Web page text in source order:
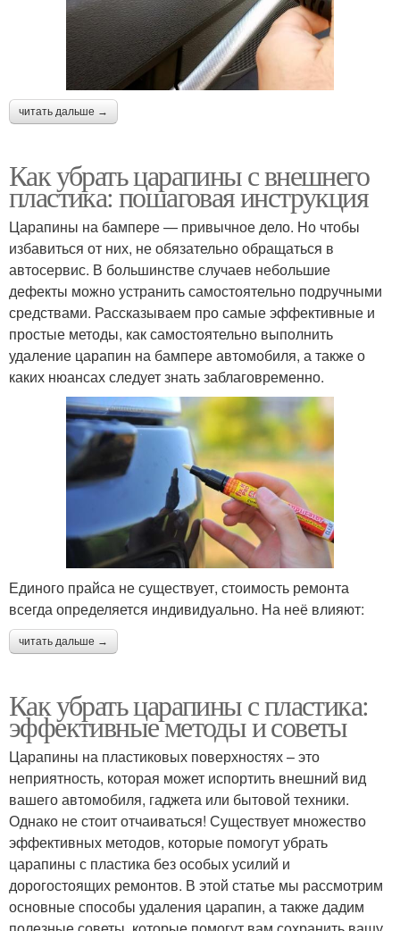
читать дальше →
Как убрать царапины с внешнего
пластика: пошаговая инструкция
Царапины на бампере — привычное дело. Но чтобы
избавиться от них, не обязательно обращаться в
автосервис. В большинстве случаев небольшие
дефекты можно устранить самостоятельно подручными
средствами. Рассказываем про самые эффективные и
простые методы, как самостоятельно выполнить
удаление царапин на бампере автомобиля, а также о
каких нюансах следует знать заблаговременно.
Единого прайса не существует, стоимость ремонта
всегда определяется индивидуально. На неё влияют:
читать дальше →
Как убрать царапины с пластика:
эффективные методы и советы
Царапины на пластиковых поверхностях – это
неприятность, которая может испортить внешний вид
вашего автомобиля, гаджета или бытовой техники.
Однако не стоит отчаиваться! Существует множество
эффективных методов, которые помогут убрать
царапины с пластика без особых усилий и
дорогостоящих ремонтов. В этой статье мы рассмотрим
основные способы удаления царапин, а также дадим